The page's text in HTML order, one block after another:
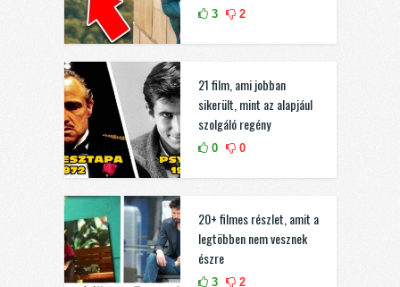
3 2
21 film, ami jobban
sikerült, mint az alapjául
szolgáló regény
0 0
20+ filmes részlet, amit a
legtöbben nem vesznek
észre
3 2